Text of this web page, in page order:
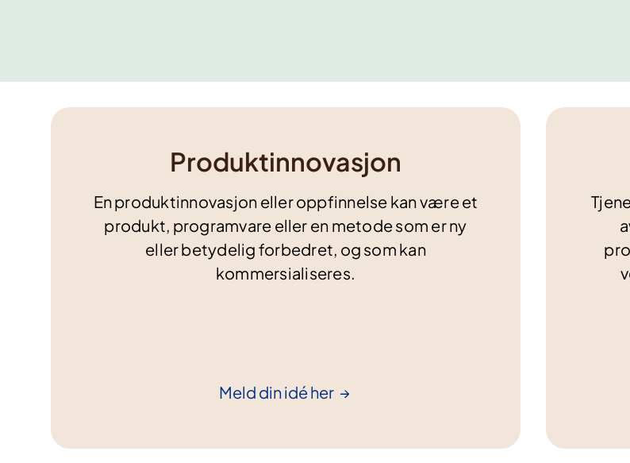
Produktinnovasjon
En produktinnovasjon eller oppfinnelse kan være et
produkt, programvare eller en metode som er ny
eller betydelig forbedret, og som kan
kommersialiseres.
Meld din idéher